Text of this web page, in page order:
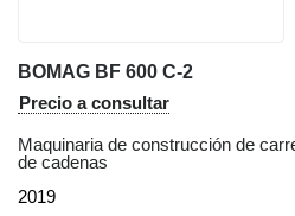
BOMAG BF 600 C-2
Precio a consultar
Maquinaria de construcción de
de cadenas
2019